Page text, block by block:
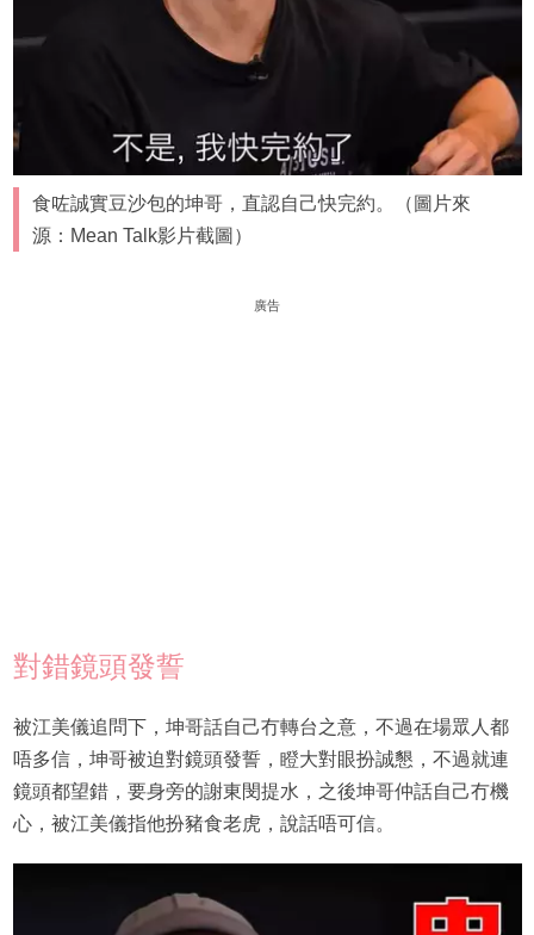
食咗誠實豆沙包的坤哥，直認自己快完約。（圖片來
源：Mean Talk影片截圖）
廣告
對錯鏡頭發誓
被江美儀追問下，坤哥話自己冇轉台之意，不過在場眾人都
唔多信，坤哥被迫對鏡頭發誓，瞪大對眼扮誠懇，不過就連
鏡頭都望錯，要身旁的謝東閔提水，之後坤哥仲話自己冇機
心，被江美儀指他扮豬食老虎，說話唔可信。